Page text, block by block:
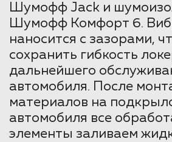
Шумофф Jack и
Шумофф Комфорт 6.
наносится с зазорами,
сохранить гибкость
дальнейшего
автомобиля. После
материалов на
автомобиля все
элементы заливаем